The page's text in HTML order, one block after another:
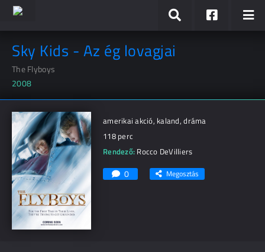
Sky Kids - Az ég lovagjai
The Flyboys
2008
amerikai akció, kaland, dráma
118 perc
Rendező: Rocco DeVilliers
0 Megosztás